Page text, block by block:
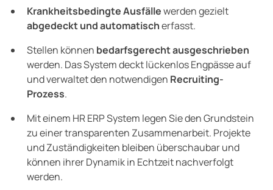
Krankheitsbedingte Ausfällewerden gezielt
abgedeckt und automatischerfasst.
Stellen können bedarfsgerecht ausgeschrieben
werden. Das System deckt lückenlos Engpässe auf
und verwaltet den notwendigen Recruiting-
Prozess.
Mit einem HR ERP System legen Sie den Grundstein
zu einer transparenten Zusammenarbeit. Projekte
und Zuständigkeiten bleiben überschaubar und
können ihrer Dynamik in Echtzeit nachverfolgt
werden.